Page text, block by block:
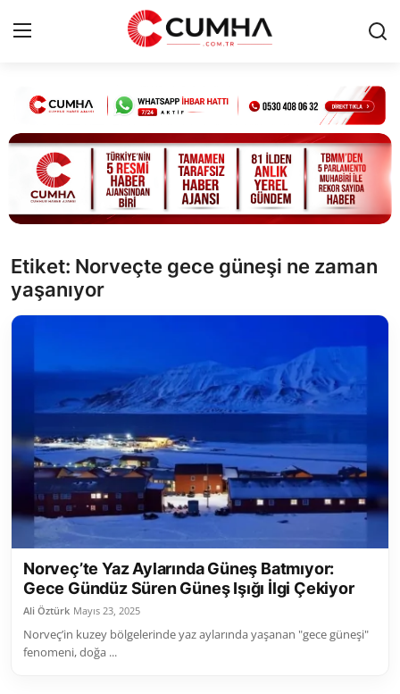
Kurumsal
Cumhurbaşkanlığı
Bakanlıklar
Siyasi Partiler
Mülki İdare
Sivil Toplum Kuruluşları
Kamu Kurumları ve Üst Kurullar
Resmi Reklamlar
Etiket: Norveçte gece güneşi ne zaman
yaşanıyor
Norveç’te Yaz Aylarında Güneş Batmıyor:
Gece Gündüz Süren Güneş Işığı İlgi Çekiyor
Ali Öztürk Mayıs 23, 2025
Norveç’in kuzey bölgelerinde yaz aylarında yaşanan "gece güneşi"
fenomeni, doğa ...